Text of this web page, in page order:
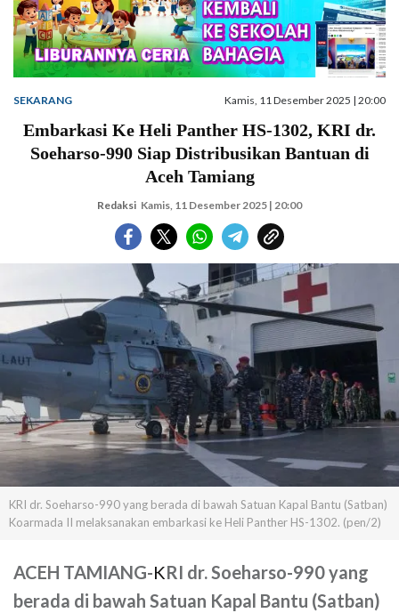
SEKARANG Kamis, 11 Desember 2025 | 20:00
Embarkasi Ke Heli Panther HS-1302, KRI dr.
Soeharso-990 Siap Distribusikan Bantuan di
Aceh Tamiang
Redaksi Kamis, 11 Desember 2025 | 20:00
KRI dr. Soeharso-990 yang berada di bawah Satuan Kapal Bantu (Satban)
Koarmada II melaksanakan embarkasi ke Heli Panther HS-1302. (pen/2)
ACEH TAMIANG-KRI dr. Soeharso-990 yang
berada di bawah Satuan Kapal Bantu (Satban)